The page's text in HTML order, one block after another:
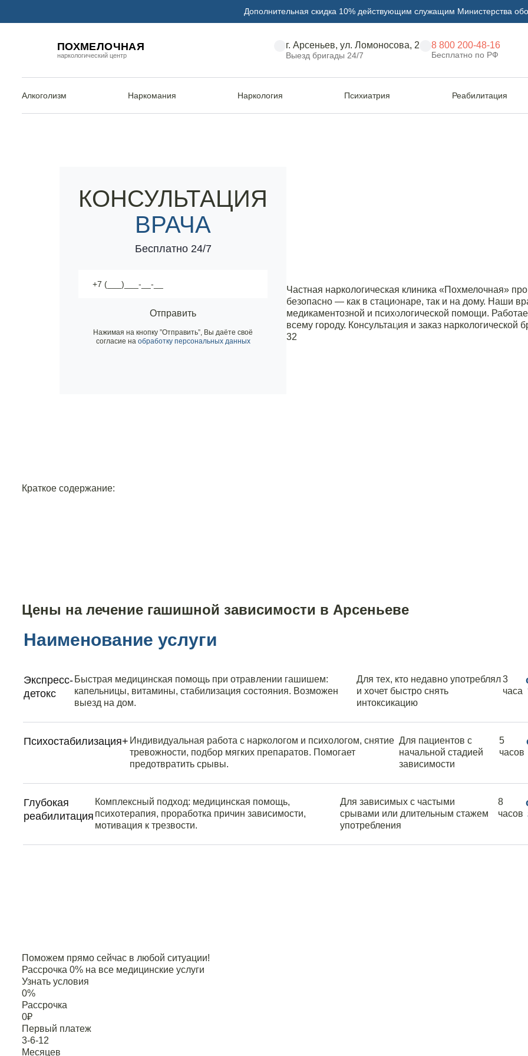
Дополнительная скидка 10% действующим служащим Министерства
ПОХМЕЛОЧНАЯ
наркологический центр
г. Арсеньев, ул. Ломоносова, 2
Выезд бригады 24/7
8 800 200-48-16
Бесплатно по РФ
Алкоголизм Наркомания Наркология Психиатрия Реабилитация
КОНСУЛЬТАЦИЯ
ВРАЧА
Бесплатно 24/7
Отправить
Нажимая на кнопку ”Отправить”, Вы даёте своё
согласие на обработку персональных данных
Частная наркологическая клиника «Похмелочная»
безопасно — как в стационаре, так и на дому. Наши
медикаментозной и психологической помощи.
всему городу. Консультация и заказ
32
Краткое содержание:
Цены на лечение гашишной зависимости в Арсеньеве
Наименование услуги
Экспресс-
детокс
Быстрая медицинская помощь при отравлении гашишем:
капельницы, витамины, стабилизация состояния. Возможен
выезд на дом.
Для тех, кто недавно употреблял
и хочет быстро снять
интоксикацию
3
часа
Психостабилизация+ Индивидуальная работа с наркологом и психологом, снятие
тревожности, подбор мягких препаратов. Помогает
предотвратить срывы.
Для пациентов с
начальной стадией
зависимости
5
часов
Глубокая
реабилитация
Комплексный подход: медицинская помощь,
психотерапия, проработка причин зависимости,
мотивация к трезвости.
Для зависимых с частыми
срывами или длительным стажем
употребления
8
часов
Поможем прямо сейчас в любой ситуации!
Рассрочка 0% на все медицинские услуги
Узнать условия
0%
Рассрочка
0₽
Первый платеж
3-6-12
Месяцев